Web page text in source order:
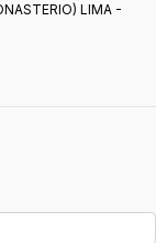
LIMA -